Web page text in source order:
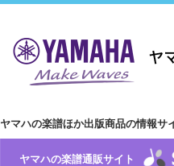
ヤマハの楽譜ほか出版商品の情報サ
ヤマハの楽譜通販サイト